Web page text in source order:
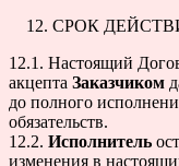
СРОК
12.1. Настоящий
акцепта Заказчиком
до полного
обязательств.
12.2. Исполнитель
изменения в